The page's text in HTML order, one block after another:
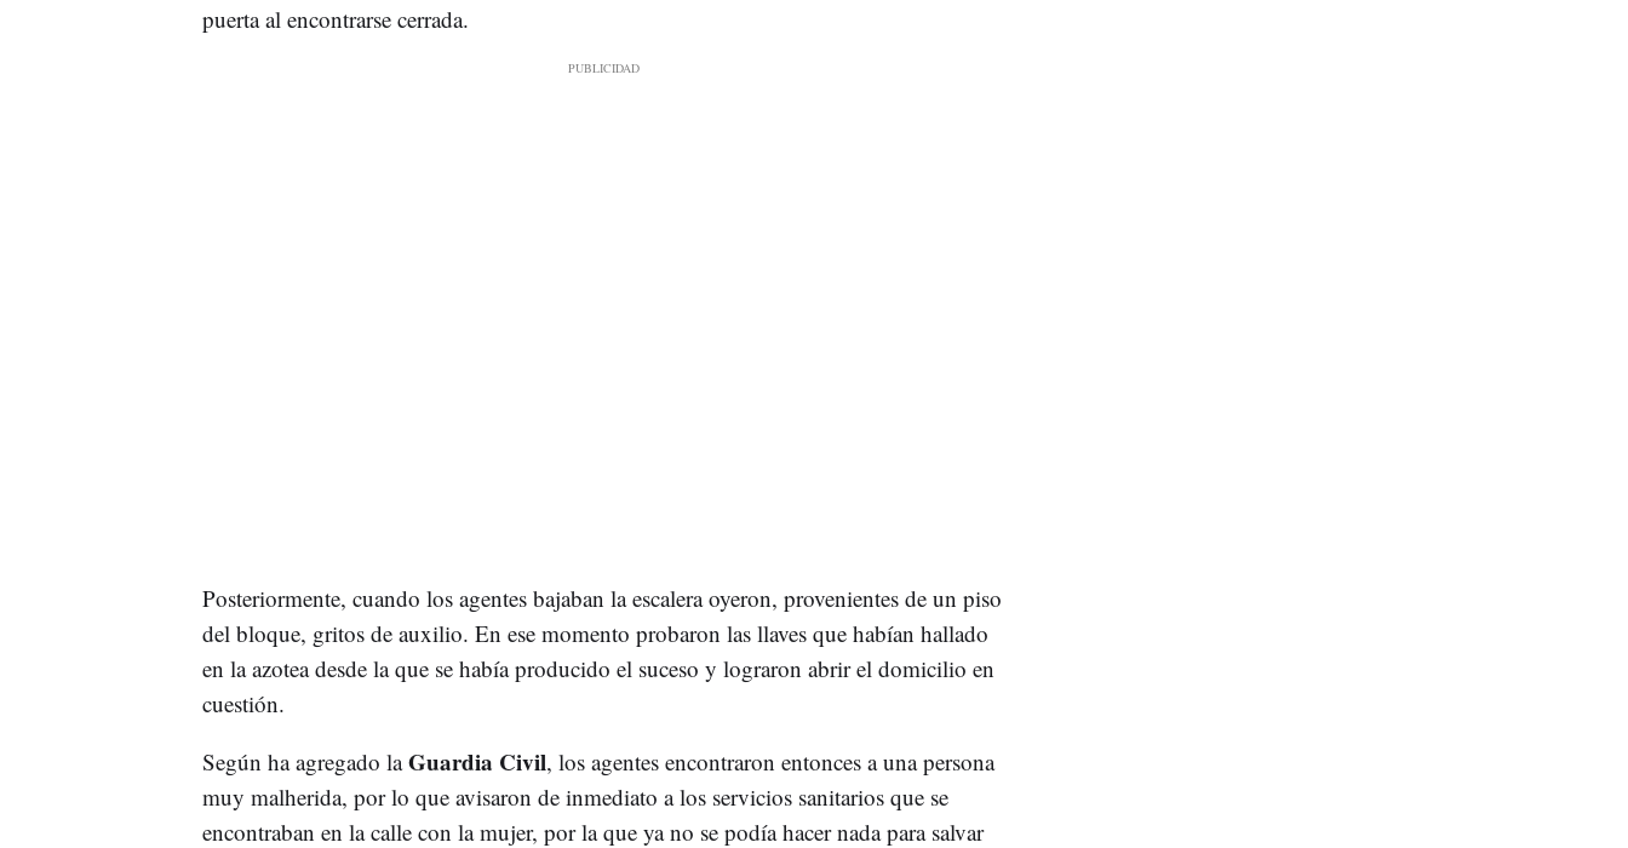
puerta al encontrarse cerrada.
Posteriormente, cuando los agentes bajaban la escalera oyeron, provenientes de un piso
del bloque, gritos de auxilio. En ese momento probaron las llaves que habían hallado
en la azotea desde la que se había producido el suceso y lograron abrir el domicilio en
cuestión.
Según ha agregado laGuardia Civil, los agentes encontraron entonces a una persona
muy malherida, por lo que avisaron de inmediato a los servicios sanitarios que se
encontraban en la calle con la mujer, por la que ya no se podía hacer nada para salvar